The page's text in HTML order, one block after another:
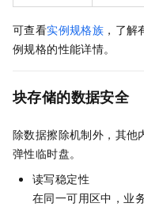
可查看实例规格族 ，了解
例规格的性能详情。
块存储的数据安全
除数据擦除机制外，其他
弹性临时盘。
读写稳定性
在同一可用区中，业